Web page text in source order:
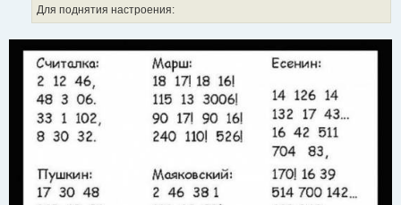
Для поднятия настроения: